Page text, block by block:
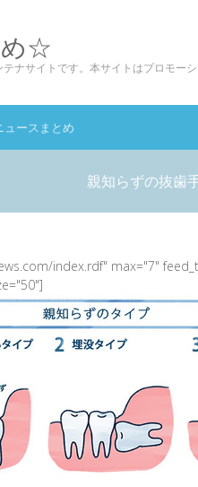
☆
ナサイトです。本サイトはプロモーシ
ュースまとめ
親知らずの抜歯
index.rdf" max="7"